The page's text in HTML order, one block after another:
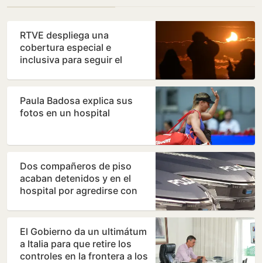
RTVE despliega una
cobertura especial e
inclusiva para seguir el
agosto
Paula Badosa explica sus
fotos en un hospital
Dos compañeros de piso
acaban detenidos y en el
hospital por agredirse con
El Gobierno da un ultimátum
a Italia para que retire los
controles en la frontera a los